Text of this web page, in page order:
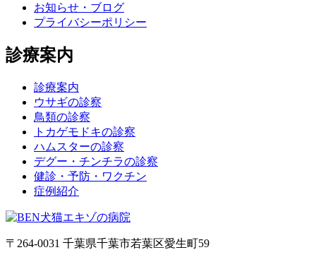
お知らせ・ブログ
プライバシーポリシー
診療案内
診療案内
ウサギの診察
鳥類の診察
トカゲモドキの診察
ハムスターの診察
デグー・チンチラの診察
健診・予防・ワクチン
症例紹介
〒264-0031 千葉県千葉市若葉区愛生町59